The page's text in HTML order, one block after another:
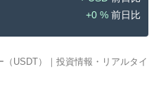
0 %
（USDT）｜投資情報・リアルタイ